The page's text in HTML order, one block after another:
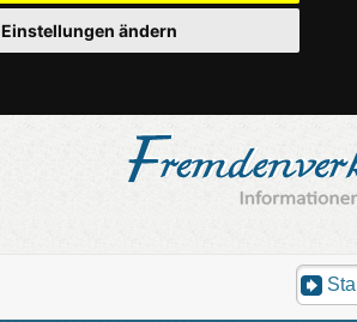
Einstellungen ändern